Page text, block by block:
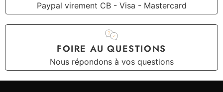
Paypal virement CB - Visa - Mastercard
FOIRE AU QUESTIONS
Nous répondons à vos questions